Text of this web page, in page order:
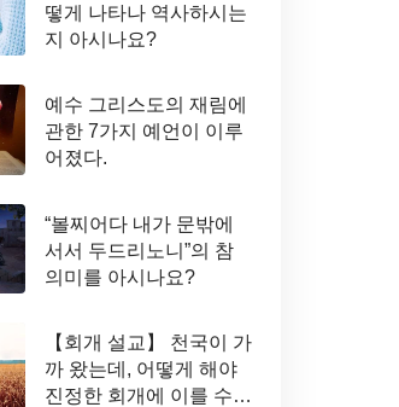
떻게 나타나 역사하시는
지 아시나요?
예수 그리스도의 재림에
관한 7가지 예언이 이루
어졌다.
“볼찌어다 내가 문밖에
서서 두드리노니”의 참
의미를 아시나요?
【회개 설교】 천국이 가
까 왔는데, 어떻게 해야
진정한 회개에 이를 수